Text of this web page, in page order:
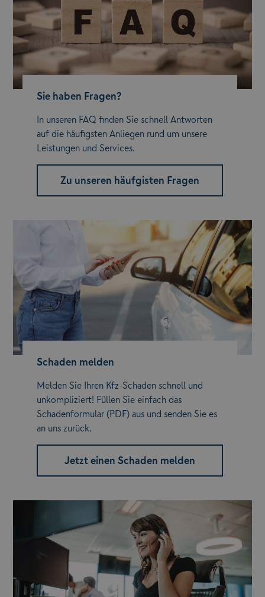
Sie haben Fragen?
In unseren FAQ finden Sie schnell Antworten
auf die häufigsten Anliegen rund um unsere
Leistungen und Services.
Zu unseren häufgisten Fragen
Schaden melden
Melden Sie Ihren Kfz-Schaden schnell und
unkompliziert! Füllen Sie einfach das
Schadenformular (PDF) aus und senden Sie es
an uns zurück.
Jetzt einen Schaden melden